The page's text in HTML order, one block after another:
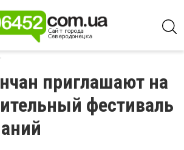
приглашают на
фестиваль